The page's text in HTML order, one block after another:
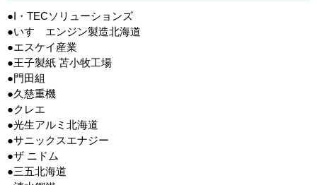
●I・TECソリューションズ
●いすゞエンジン製造北海道
●エスケイ産業
●王子製紙 苫小牧工場
●門田組
●久慈重機
●クレエ
●光生アルミ北海道
●サニックスエナジー
●ザ ニドム
●三五北海道